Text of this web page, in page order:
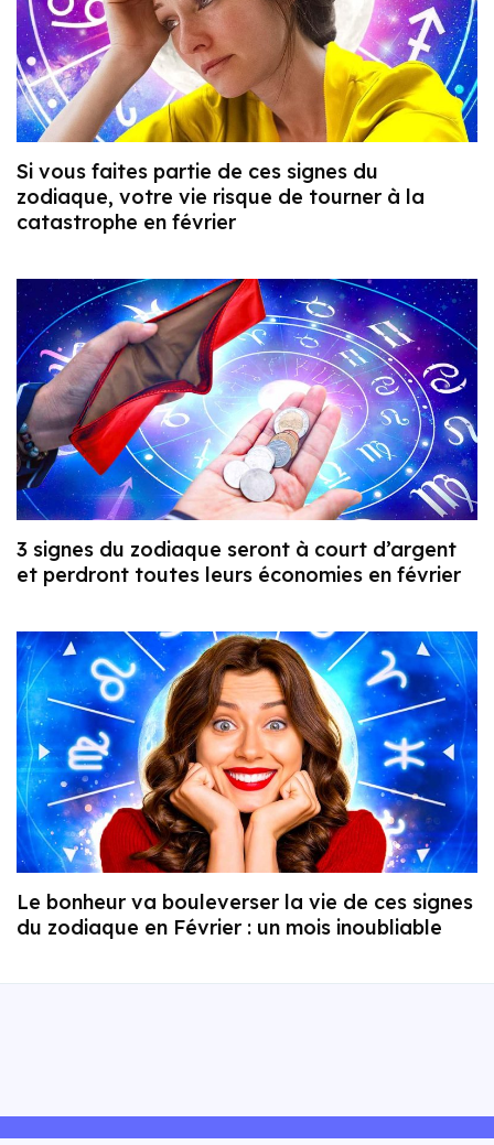
Si vous faites partie de ces signes du
zodiaque, votre vie risque de tourner à la
catastrophe en février
3 signes du zodiaque seront à court d’argent
et perdront toutes leurs économies en février
Le bonheur va bouleverser la vie de ces signes
du zodiaque en Février : un mois inoubliable